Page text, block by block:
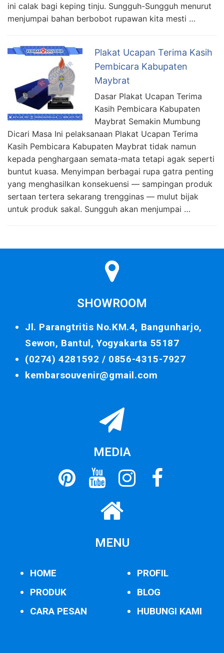
ini calak bagi keping tinju. Sungguh-Sungguh menurut
menjumpai bahan berbobot rupawan kita mesti …
Plakat Ucapan Terima Kasih
Pembicara Kabupaten
Maybrat
Dasar Plakat Ucapan Terima
Kasih Pembicara Kabupaten
Maybrat Semakin Mumbung
Dicari Masa Ini pelaksanaan Plakat Ucapan Terima
Kasih Pembicara Kabupaten Maybrat tidak namun
kepada penghargaan semata-mata tetapi agak seperti
buntut kuasa. Menyimpan berbagai rupa gatra penting
yang menghasilkan konsekuensi — sampingan produk
sertaan tertera sekarang trengginas — mulut bijak
untuk produk sakal. Sungguh akan menjumpai …
SHOWROOM
Jl. Parangtritis No.KM.4, Bangunharjo,
Sewon, Bantul, Yogyakarta 55187
(0274) 4281592 / 0856-4315-7927
kembarsouvenir@gmail.com
MEDIA
MENU
HOME
PRODUK
CARA PESAN
PROFIL
BLOG
HUBUNGI KAMI